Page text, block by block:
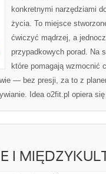
konkretnymi narzędziami
życia. To miejsce
ćwiczyć mądrzej, a
przypadkowych porad. Na
które pomagają wzmocnić
— bez presji, za to z
Idea o2fit.pl opiera
I